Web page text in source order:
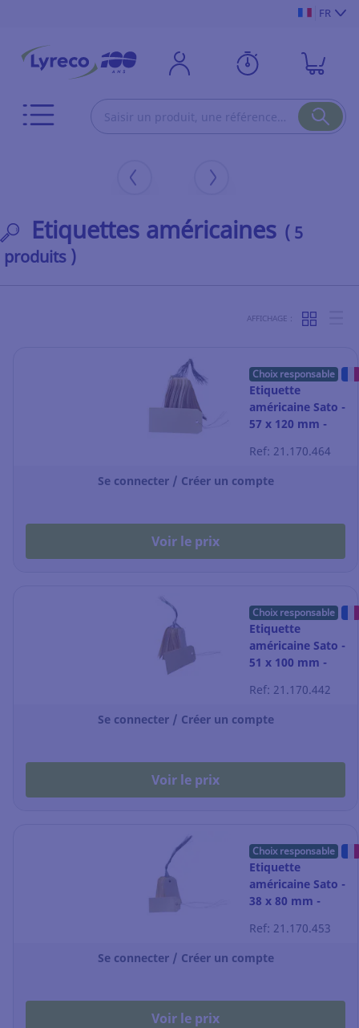
FR
Etiquettes américaines ( 5
produits )
AFFICHAGE :
Choix responsable
Etiquette
américaine Sato -
57 x 120 mm -
Ref: 21.170.464
Se connecter / Créer un compte
Voir le prix
Choix responsable
Etiquette
américaine Sato -
51 x 100 mm -
Ref: 21.170.442
Se connecter / Créer un compte
Voir le prix
Choix responsable
Etiquette
américaine Sato -
38 x 80 mm -
Ref: 21.170.453
Se connecter / Créer un compte
Voir le prix